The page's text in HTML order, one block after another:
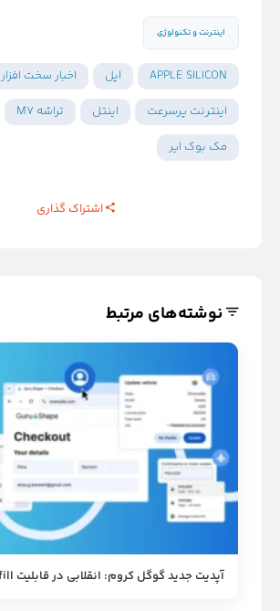
اینترنت و تکنولوژی
APPLE SILICON اپل
اخبار سخت افزار
اینترنت پرسرعت
اینتل تراشه M7
مک بوک ایر
اشتراک گذاری
نوشته‌های مرتبط